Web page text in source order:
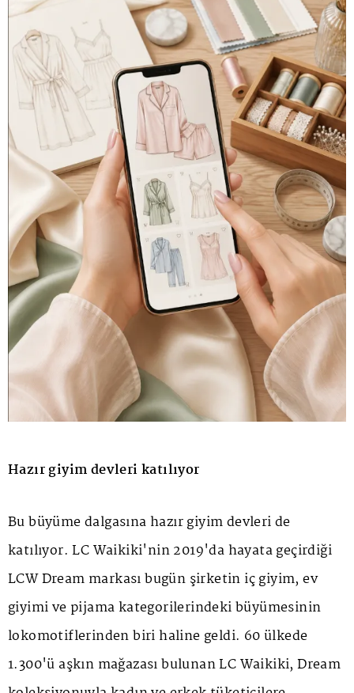
Hazır giyim devleri katılıyor
Bu büyüme dalgasına hazır giyim devleri de
katılıyor. LC Waikiki'nin 2019'da hayata geçirdiği
LCW Dream markası bugün şirketin iç giyim, ev
giyimi ve pijama kategorilerindeki büyümesinin
lokomotiflerinden biri haline geldi. 60 ülkede
1.300'ü aşkın mağazası bulunan LC Waikiki, Dream